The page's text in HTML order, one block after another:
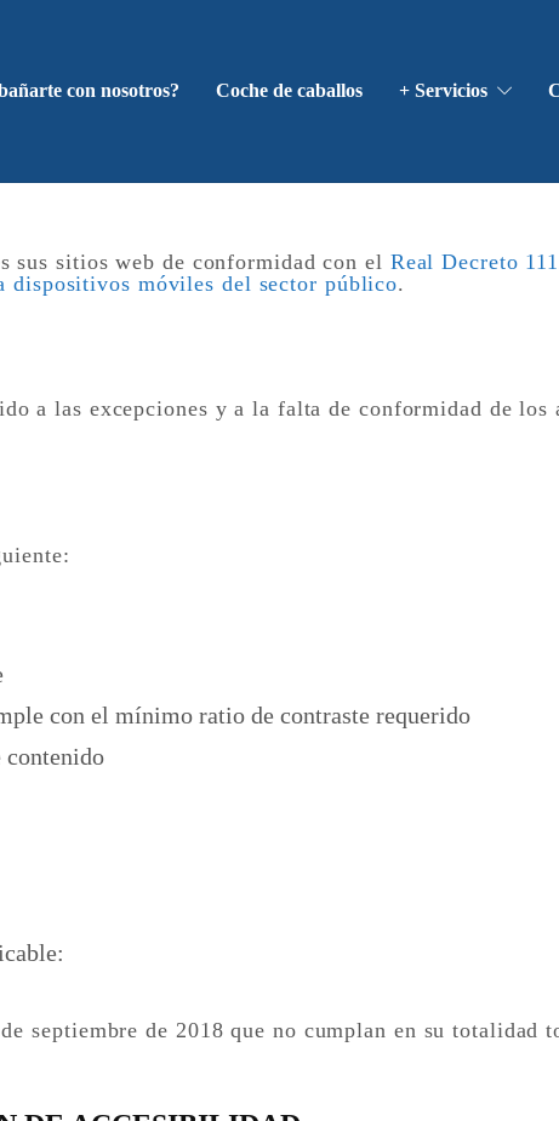
con nosotros? Coche de caballos + Servicios
sus sitios web de conformidad con el Real Decreto
dispositivos móviles del sector público.
a las excepciones y a la falta de conformidad de los
con el mínimo ratio de contraste requerido
contenido
septiembre de 2018 que no cumplan en su totalidad